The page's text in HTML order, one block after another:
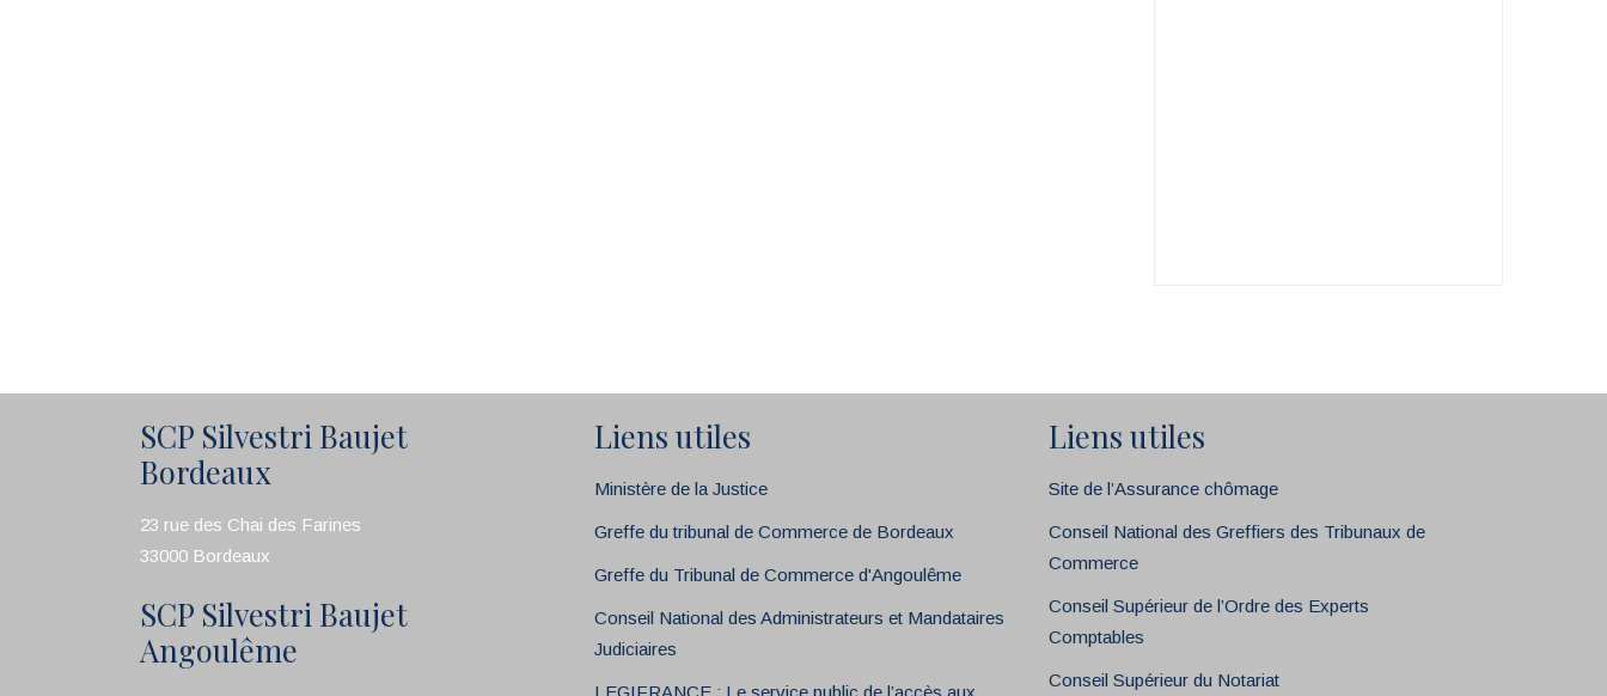
SCP Silvestri Baujet
Bordeaux
23 rue des Chai des Farines
33000 Bordeaux
SCP Silvestri Baujet
Angoulême
Liens utiles
Ministère de la Justice
Greffe du tribunal de Commerce de Bordeaux
Greffe du Tribunal de Commerce d'Angoulême
Conseil National des Administrateurs et Mandataires
Judiciaires
LEGIFRANCE : Le service public de l’accès aux
Liens utiles
Site de l’Assurance chômage
Conseil National des Greffiers des Tribunaux de
Commerce
Conseil Supérieur de l’Ordre des Experts
Comptables
Conseil Supérieur du Notariat